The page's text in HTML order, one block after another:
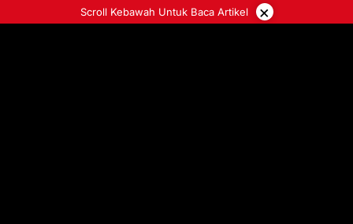
ke
Scroll Kebawah Untuk Baca Artikel ×